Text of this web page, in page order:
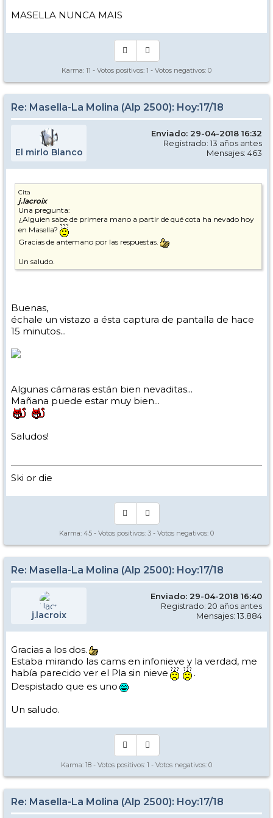
MASELLA NUNCA MAIS
Karma: 11 - Votos positivos: 1 - Votos negativos: 0
Re: Masella-La Molina (Alp 2500): Hoy:17/18
El mirlo Blanco
Enviado: 29-04-2018 16:32
Registrado: 13 años antes
Mensajes: 463
Cita
j.lacroix
Una pregunta:
¿Alguien sabe de primera mano a partir de qué cota ha nevado hoy
en Masella?
Gracias de antemano por las respuestas.
Un saludo.
Buenas,
échale un vistazo a ésta captura de pantalla de hace
15 minutos...
Algunas cámaras están bien nevaditas...
Mañana puede estar muy bien...
Saludos!
Ski or die
Karma: 45 - Votos positivos: 3 - Votos negativos: 0
Re: Masella-La Molina (Alp 2500): Hoy:17/18
j.lacroix
Enviado: 29-04-2018 16:40
Registrado: 20 años antes
Mensajes: 13.884
Gracias a los dos.
Estaba mirando las cams en infonieve y la verdad, me
había parecido ver el Pla sin nieve
.
Despistado que es uno
Un saludo.
Karma: 18 - Votos positivos: 1 - Votos negativos: 0
Re: Masella-La Molina (Alp 2500): Hoy:17/18